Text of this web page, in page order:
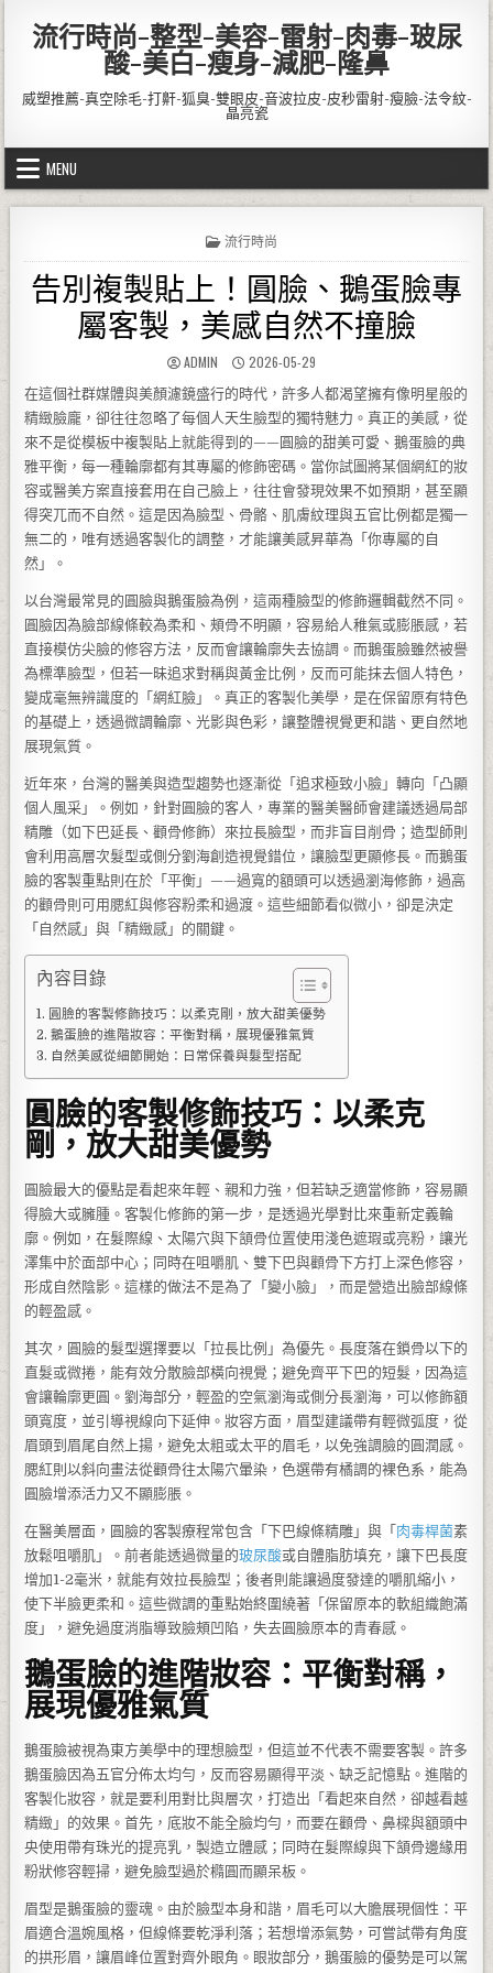
流行時尚-整型-美容-雷射-肉毒-玻尿
酸-美白-瘦身-減肥-隆鼻
威塑推薦-真空除毛-打鼾-狐臭-雙眼皮-音波拉皮-皮秒雷射-瘦臉-法令紋-
晶亮瓷
MENU
POSTED IN
流行時尚
告別複製貼上！圓臉、鵝蛋臉專
屬客製，美感自然不撞臉
AUTHOR:
ADMIN PUBLISHED DATE:
2026-05-29
在這個社群媒體與美顏濾鏡盛行的時代，許多人都渴望擁有像明星般的
精緻臉龐，卻往往忽略了每個人天生臉型的獨特魅力。真正的美感，從
來不是從模板中複製貼上就能得到的——圓臉的甜美可愛、鵝蛋臉的典
雅平衡，每一種輪廓都有其專屬的修飾密碼。當你試圖將某個網紅的妝
容或醫美方案直接套用在自己臉上，往往會發現效果不如預期，甚至顯
得突兀而不自然。這是因為臉型、骨骼、肌膚紋理與五官比例都是獨一
無二的，唯有透過客製化的調整，才能讓美感昇華為「你專屬的自
然」。
以台灣最常見的圓臉與鵝蛋臉為例，這兩種臉型的修飾邏輯截然不同。
圓臉因為臉部線條較為柔和、頰骨不明顯，容易給人稚氣或膨脹感，若
直接模仿尖臉的修容方法，反而會讓輪廓失去協調。而鵝蛋臉雖然被譽
為標準臉型，但若一昧追求對稱與黃金比例，反而可能抹去個人特色，
變成毫無辨識度的「網紅臉」。真正的客製化美學，是在保留原有特色
的基礎上，透過微調輪廓、光影與色彩，讓整體視覺更和諧、更自然地
展現氣質。
近年來，台灣的醫美與造型趨勢也逐漸從「追求極致小臉」轉向「凸顯
個人風采」。例如，針對圓臉的客人，專業的醫美醫師會建議透過局部
精雕（如下巴延長、顴骨修飾）來拉長臉型，而非盲目削骨；造型師則
會利用高層次髮型或側分劉海創造視覺錯位，讓臉型更顯修長。而鵝蛋
臉的客製重點則在於「平衡」——過寬的額頭可以透過瀏海修飾，過高
的顴骨則可用腮紅與修容粉柔和過渡。這些細節看似微小，卻是決定
「自然感」與「精緻感」的關鍵。
內容目錄
圓臉的客製修飾技巧：以柔克剛，放大甜美優勢
鵝蛋臉的進階妝容：平衡對稱，展現優雅氣質
自然美感從細節開始：日常保養與髮型搭配
圓臉的客製修飾技巧：以柔克
剛，放大甜美優勢
圓臉最大的優點是看起來年輕、親和力強，但若缺乏適當修飾，容易顯
得臉大或臃腫。客製化修飾的第一步，是透過光學對比來重新定義輪
廓。例如，在髮際線、太陽穴與下頷骨位置使用淺色遮瑕或亮粉，讓光
澤集中於面部中心；同時在咀嚼肌、雙下巴與顴骨下方打上深色修容，
形成自然陰影。這樣的做法不是為了「變小臉」，而是營造出臉部線條
的輕盈感。
其次，圓臉的髮型選擇要以「拉長比例」為優先。長度落在鎖骨以下的
直髮或微捲，能有效分散臉部橫向視覺；避免齊平下巴的短髮，因為這
會讓輪廓更圓。劉海部分，輕盈的空氣瀏海或側分長瀏海，可以修飾額
頭寬度，並引導視線向下延伸。妝容方面，眉型建議帶有輕微弧度，從
眉頭到眉尾自然上揚，避免太粗或太平的眉毛，以免強調臉的圓潤感。
腮紅則以斜向畫法從顴骨往太陽穴暈染，色選帶有橘調的裸色系，能為
圓臉增添活力又不顯膨脹。
在醫美層面，圓臉的客製療程常包含「下巴線條精雕」與「肉毒桿菌素
放鬆咀嚼肌」。前者能透過微量的玻尿酸或自體脂肪填充，讓下巴長度
增加1-2毫米，就能有效拉長臉型；後者則能讓過度發達的嚼肌縮小，
使下半臉更柔和。這些微調的重點始終圍繞著「保留原本的軟組織飽滿
度」，避免過度消脂導致臉頰凹陷，失去圓臉原本的青春感。
鵝蛋臉的進階妝容：平衡對稱，
展現優雅氣質
鵝蛋臉被視為東方美學中的理想臉型，但這並不代表不需要客製。許多
鵝蛋臉因為五官分佈太均勻，反而容易顯得平淡、缺乏記憶點。進階的
客製化妝容，就是要利用對比與層次，打造出「看起來自然，卻越看越
精緻」的效果。首先，底妝不能全臉均勻，而要在顴骨、鼻樑與額頭中
央使用帶有珠光的提亮乳，製造立體感；同時在髮際線與下頷骨邊緣用
粉狀修容輕掃，避免臉型過於橢圓而顯呆板。
眉型是鵝蛋臉的靈魂。由於臉型本身和諧，眉毛可以大膽展現個性：平
眉適合溫婉風格，但線條要乾淨利落；若想增添氣勢，可嘗試帶有角度
的拱形眉，讓眉峰位置對齊外眼角。眼妝部分，鵝蛋臉的優勢是可以駕